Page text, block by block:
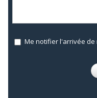
Me notifier l'arrivée